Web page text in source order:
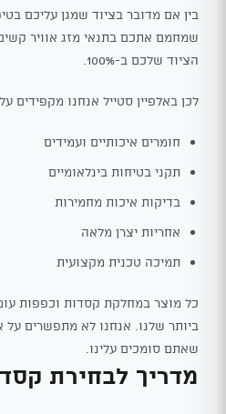
בין אם מדובר בציוד שמגן עליכם
שמחמם אתכם בתנאי מזג אוויר
הציוד שלכם ב-100%.
לכן באלפיין סטייל אנחנו מקפידים
חומרים איכותיים ועמידים
תקני בטיחות בינלאומיים
בדיקות איכות מחמירות
אחריות יצרן מלאה
תמיכה טכנית מקצועית
כל מוצר במחלקת קסדות וכפפות
ביותר שלנו. אנחנו לא מתפשרים על
שאתם סומכים עלינו.
מדריך לבחירת